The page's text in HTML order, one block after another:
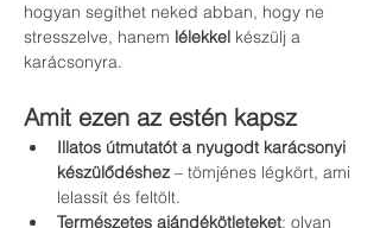
hogyan segíthet neked abban, hogy ne
stresszelve, hanem lélekkel készülj a
karácsonyra.
Amit ezen az estén kapsz
Illatos útmutatót a nyugodt karácsonyi
készülődéshez – tömjénes légkört, ami
lelassít és feltölt.
Természetes ajándékötleteket: olyan